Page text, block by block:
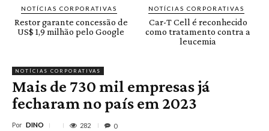
NOTÍCIAS CORPORATIVAS
Restor garante concessão de
US$ 1,9 milhão pelo Google
NOTÍCIAS CORPORATIVAS
Car-T Cell é reconhecido
como tratamento contra a
leucemia